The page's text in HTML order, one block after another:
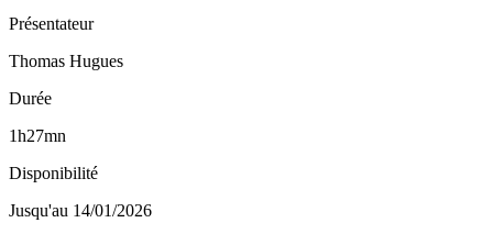
Présentateur
Thomas Hugues
Durée
1h27mn
Disponibilité
Jusqu'au 14/01/2026